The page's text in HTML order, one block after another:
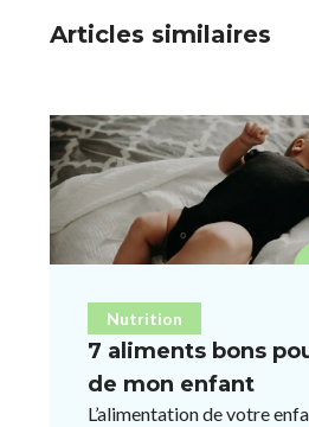
Articles similaires
Nutrition
7 aliments bons
de mon enfant
L’alimentation de votre